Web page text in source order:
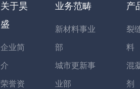
关于昊
盛
企业简
介
荣誉资
业务范畴
新材料事业
部
城市更新事
业部
产
裂
料
混
剂